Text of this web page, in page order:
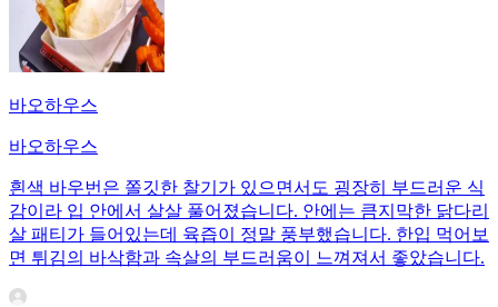
바오하우스
바오하우스
흰색 바우번은 쫄깃한 찰기가 있으면서도 굉장히 부드러운 식
감이라 입 안에서 살살 풀어졌습니다. 안에는 큼지막한 닭다리
살 패티가 들어있는데 육즙이 정말 풍부했습니다. 한입 먹어보
면 튀김의 바삭함과 속살의 부드러움이 느껴져서 좋았습니다.